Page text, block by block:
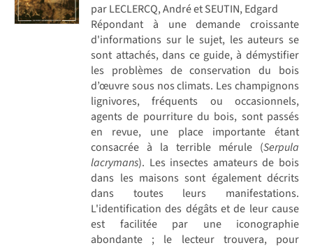
par LECLERCQ, André et SEUTIN, Edgard
Répondant à une demande croissante
d'informations sur le sujet, les auteurs se
sont attachés, dans ce guide, à démystifier
les problèmes de conservation du bois
d’œuvre sous nos climats. Les champignons
lignivores, fréquents ou occasionnels,
agents de pourriture du bois, sont passés
en revue, une place importante étant
consacrée à la terrible mérule (Serpula
lacrymans). Les insectes amateurs de bois
dans les maisons sont également décrits
dans toutes leurs manifestations.
L'identification des dégâts et de leur cause
est facilitée par une iconographie
abondante ; le lecteur trouvera, pour